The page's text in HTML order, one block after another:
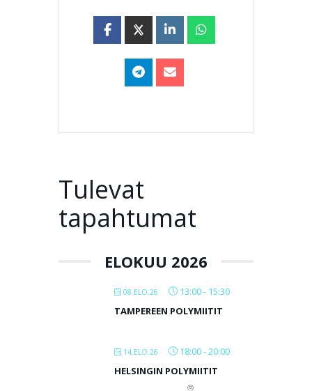
Tulevat
tapahtumat
ELOKUU 2026
08.ELO.26 13:00- 15:30
TAMPEREEN POLYMIITIT
14.ELO.26 18:00-20:00
HELSINGIN POLYMIITIT